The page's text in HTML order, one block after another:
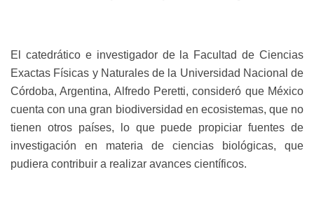
El catedrático e investigador de la Facultad de Ciencias
Exactas Físicas y Naturales de la Universidad Nacional de
Córdoba, Argentina, Alfredo Peretti, consideró que México
cuenta con una gran biodiversidad en ecosistemas, que no
tienen otros países, lo que puede propiciar fuentes de
investigación en materia de ciencias biológicas, que
pudiera contribuir a realizar avances científicos.